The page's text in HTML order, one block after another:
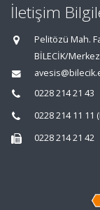
İletişim
Pelitözü Mah.
BİLECİK/Merkez
0228 214 21 43
0228 214 11 11
0228 214 21 42